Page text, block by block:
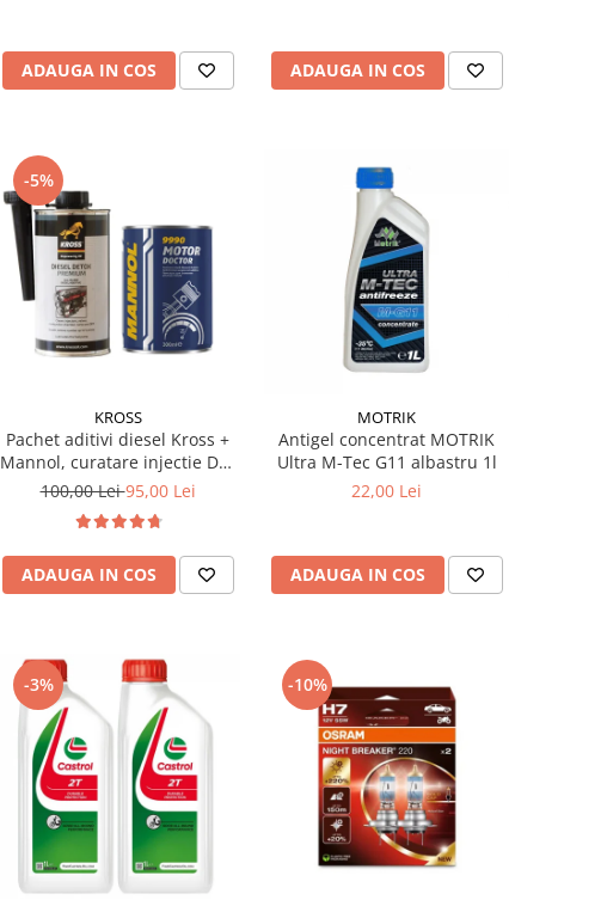
ADAUGA IN COS ADAUGA IN COS
-5%
KROSS
Pachet aditivi diesel Kross +
Mannol, curatare injectie DPF
si stabilizare ulei
100,00 Lei95,00 Lei
ADAUGA IN COS
MOTRIK
Antigel concentrat MOTRIK
Ultra M-Tec G11 albastru 1l
22,00 Lei
ADAUGA IN COS
-3% -10%